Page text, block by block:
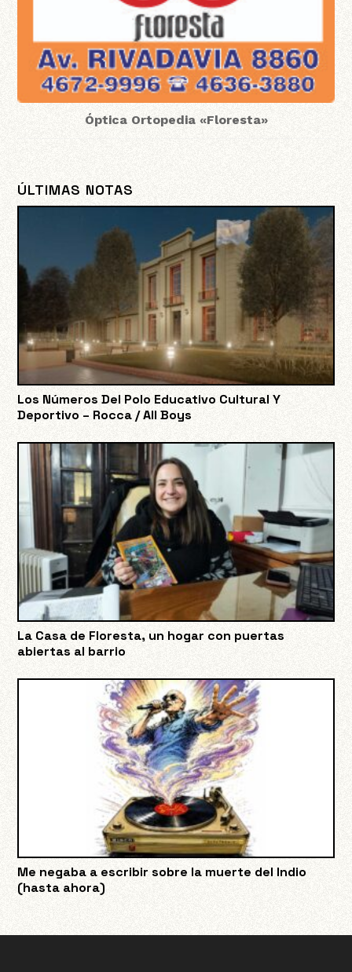
Óptica Ortopedia «Floresta»
ÚLTIMAS NOTAS
Los Números Del Polo Educativo Cultural Y
Deportivo – Rocca / All Boys
La Casa de Floresta, un hogar con puertas
abiertas al barrio
Me negaba a escribir sobre la muerte del Indio
(hasta ahora)